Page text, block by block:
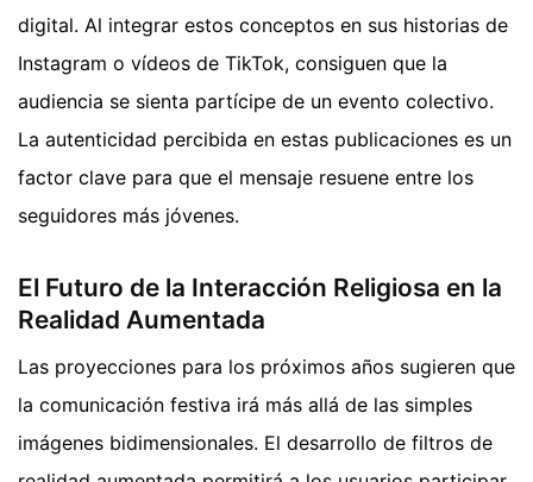
digital. Al integrar estos conceptos en sus historias de
Instagram o vídeos de TikTok, consiguen que la
audiencia se sienta partícipe de un evento colectivo.
La autenticidad percibida en estas publicaciones es un
factor clave para que el mensaje resuene entre los
seguidores más jóvenes.
El Futuro de la Interacción Religiosa en la
Realidad Aumentada
Las proyecciones para los próximos años sugieren que
la comunicación festiva irá más allá de las simples
imágenes bidimensionales. El desarrollo de filtros de